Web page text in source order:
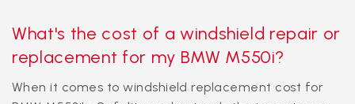
What's the cost of a windshield repair or
replacement for my BMW M550i?
When it comes to windshield replacement cost for